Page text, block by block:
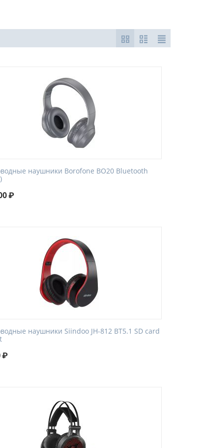
наушники Borofone BO20 Bluetooth
₽
наушники Siindoo JH-812 BT5.1 SD card
₽